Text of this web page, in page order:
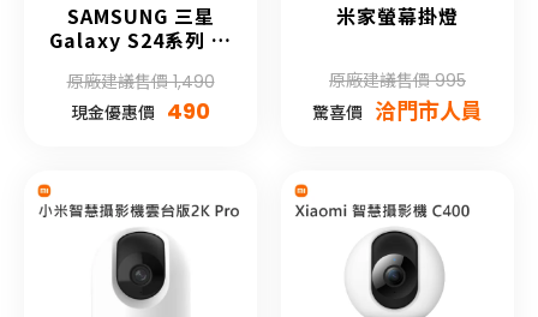
SAMSUNG 三星
Galaxy S24系列 透
原廠建議售價 1,490
現金優惠價 490
米家螢幕掛燈
原廠建議售價 995
驚喜價 洽門市人員